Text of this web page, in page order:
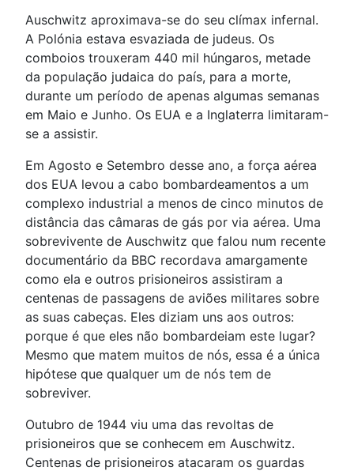
Auschwitz aproximava-se do seu clímax infernal.
A Polónia estava esvaziada de judeus. Os
comboios trouxeram 440 mil húngaros, metade
da população judaica do país, para a morte,
durante um período de apenas algumas semanas
em Maio e Junho. Os EUA e a Inglaterra limitaram-
se a assistir.
Em Agosto e Setembro desse ano, a força aérea
dos EUA levou a cabo bombardeamentos a um
complexo industrial a menos de cinco minutos de
distância das câmaras de gás por via aérea. Uma
sobrevivente de Auschwitz que falou num recente
documentário da BBC recordava amargamente
como ela e outros prisioneiros assistiram a
centenas de passagens de aviões militares sobre
as suas cabeças. Eles diziam uns aos outros:
porque é que eles não bombardeiam este lugar?
Mesmo que matem muitos de nós, essa é a única
hipótese que qualquer um de nós tem de
sobreviver.
Outubro de 1944 viu uma das revoltas de
prisioneiros que se conhecem em Auschwitz.
Centenas de prisioneiros atacaram os guardas